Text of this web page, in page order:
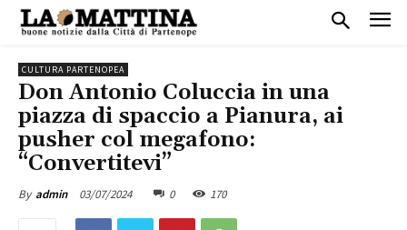
CULTURA PARTENOPEA
Don Antonio Coluccia in una
piazza di spaccio a Pianura, ai
pusher col megafono:
“Convertitevi”
By admin 03/07/2024 0 170